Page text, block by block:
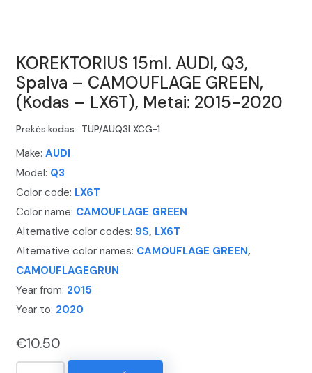
KOREKTORIUS 15ml. AUDI, Q3,
Spalva – CAMOUFLAGE GREEN,
(Kodas – LX6T), Metai: 2015-2020
Prekės kodas: TUP/AUQ3LXCG-1
Make: AUDI
Model: Q3
Color code: LX6T
Color name: CAMOUFLAGE GREEN
Alternative color codes: 9S, LX6T
Alternative color names: CAMOUFLAGE GREEN,
CAMOUFLAGEGRUN
Year from: 2015
Year to: 2020
€10.50